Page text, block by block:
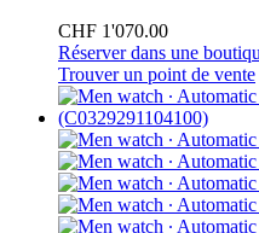
CHF 1'070.00
Réserver dans une
Trouver un point de vente